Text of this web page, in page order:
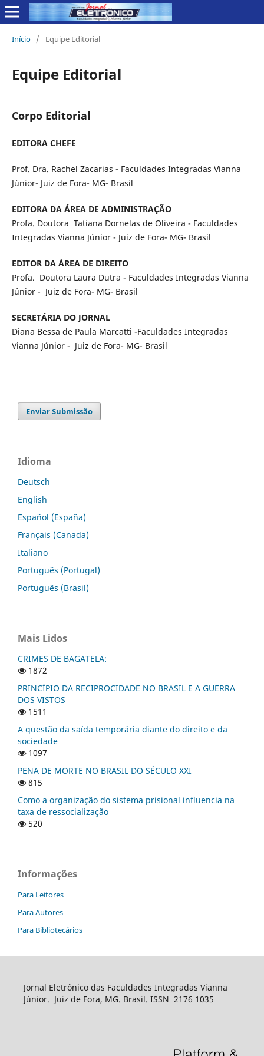
Início / Equipe Editorial
Equipe Editorial
Corpo Editorial
EDITORA CHEFE
Prof. Dra. Rachel Zacarias - Faculdades Integradas Vianna
Júnior- Juiz de Fora- MG- Brasil
EDITORA DA ÁREA DE ADMINISTRAÇÃO
Profa. Doutora Tatiana Dornelas de Oliveira - Faculdades
Integradas Vianna Júnior - Juiz de Fora- MG- Brasil
EDITOR DA ÁREA DE DIREITO
Profa. Doutora Laura Dutra - Faculdades Integradas Vianna
Júnior - Juiz de Fora- MG- Brasil
SECRETÁRIA DO JORNAL
Diana Bessa de Paula Marcatti -Faculdades Integradas
Vianna Júnior - Juiz de Fora- MG- Brasil
Enviar Submissão
Idioma
Deutsch
English
Español (España)
Français (Canada)
Italiano
Português (Portugal)
Português (Brasil)
Mais Lidos
CRIMES DE BAGATELA:
1872
PRINCÍPIO DA RECIPROCIDADE NO BRASIL E A GUERRA
DOS VISTOS
1511
A questão da saída temporária diante do direito e da
sociedade
1097
PENA DE MORTE NO BRASIL DO SÉCULO XXI
815
Como a organização do sistema prisional influencia na
taxa de ressocialização
520
Informações
Para Leitores
Para Autores
Para Bibliotecários
Jornal Eletrônico das Faculdades Integradas Vianna
Júnior. Juiz de Fora, MG. Brasil. ISSN 2176 1035